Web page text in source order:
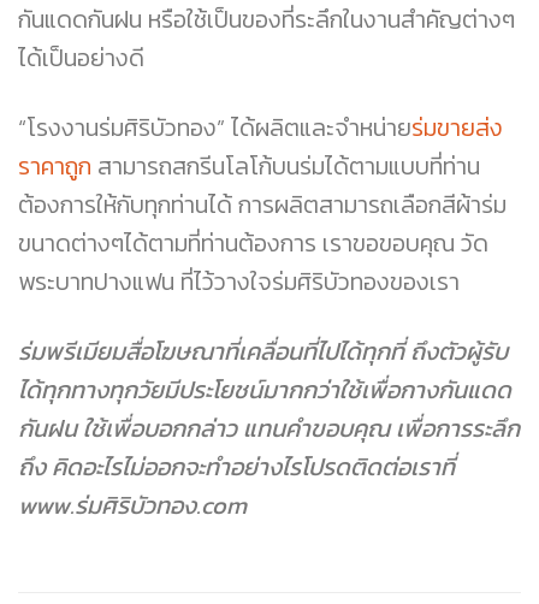
กันแดดกันฝน หรือใช้เป็นของที่ระลึกในงานสำคัญต่างๆ
ได้เป็นอย่างดี
“โรงงานร่มศิริบัวทอง” ได้ผลิตและจำหน่ายร่มขายส่ง
ราคาถูก สามารถสกรีนโลโก้บนร่มได้ตามแบบที่ท่าน
ต้องการให้กับทุกท่านได้ การผลิตสามารถเลือกสีผ้าร่ม
ขนาดต่างๆได้ตามที่ท่านต้องการ เราขอขอบคุณ วัด
พระบาทปางแฟน ที่ไว้วางใจร่มศิริบัวทองของเรา
ร่มพรีเมียมสื่อโฆษณาที่เคลื่อนที่ไปได้ทุกที่ ถึงตัวผู้รับ
ได้ทุกทางทุกวัยมีประโยชน์มากกว่าใช้เพื่อกางกันแดด
กันฝน ใช้เพื่อบอกกล่าว แทนคำขอบคุณ เพื่อการระลึก
ถึง คิดอะไรไม่ออกจะทำอย่างไรโปรดติดต่อเราที่
www.ร่มศิริบัวทอง.com